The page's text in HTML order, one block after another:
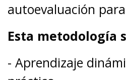
autoevaluación
Esta metodología
- Aprendizaje